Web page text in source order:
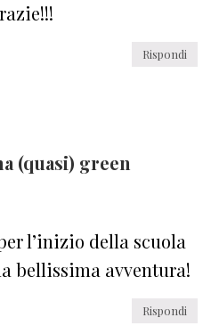
Rispondi
(quasi) green
l’inizio della scuola
bellissima avventura!
Rispondi